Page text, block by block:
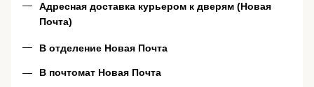
Адресная доставка курьером к дверям (Новая
Почта)
В отделение Новая Почта
В почтомат Новая Почта